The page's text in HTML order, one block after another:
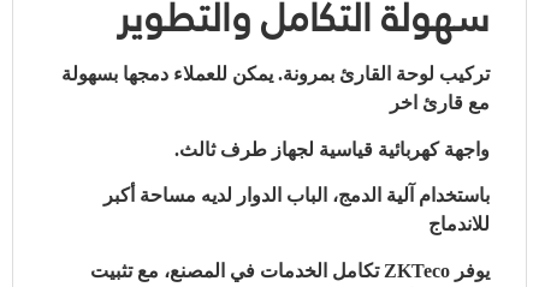
سهولة التكامل والتطوير
تركيب لوحة القارئ بمرونة. يمكن للعملاء دمجها بسهولة
مع قارئ اخر
واجهة كهربائية قياسية لجهاز طرف ثالث.
باستخدام آلية الدمج، الباب الدوار لديه مساحة أكبر
للاندماج
يوفر ZKTeco تكامل الخدمات في المصنع، مع تثبيت